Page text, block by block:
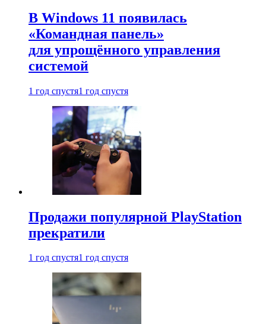
В Windows 11 появилась
«Командная панель»
для упрощённого управления
системой
1 год спустя1 год спустя
Продажи популярной PlayStation
прекратили
1 год спустя1 год спустя